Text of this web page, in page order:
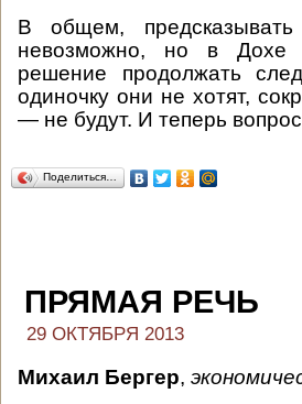
В общем, предсказывать
невозможно, но в Дохе
решение продолжать
одиночку они не хотят,
— не будут. И теперь
Поделиться…
ПРЯМАЯ РЕЧЬ
29 ОКТЯБРЯ 2013
Михаил Бергер,